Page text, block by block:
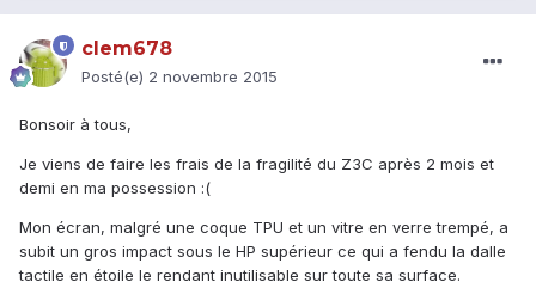
clem678
Posté(e) 2 novembre 2015
Bonsoir à tous,
Je viens de faire les frais de la fragilité du Z3C après 2 mois et
demi en ma possession :(
Mon écran, malgré une coque TPU et un vitre en verre trempé, a
subit un gros impact sous le HP supérieur ce qui a fendu la dalle
tactile en étoile le rendant inutilisable sur toute sa surface.